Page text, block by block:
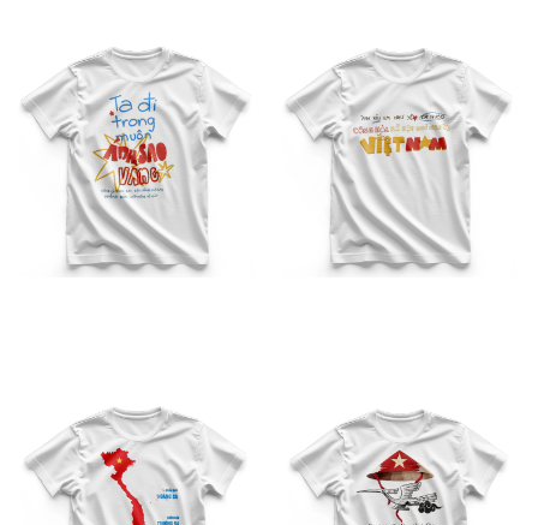
Áo Việt Nam Họa Tiết TB –
02
Áo Việt Nam Họa Tiết TB –
03
Áo Việt Nam Họa Tiết TB –
04
Áo Việt Nam Họa Tiết TB –
05